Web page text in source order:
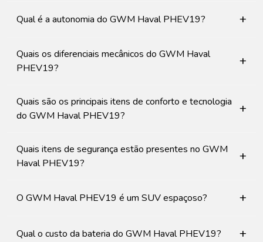
Qual é a autonomia do GWM Haval PHEV19? +
Quais os diferenciais mecânicos do GWM Haval
PHEV19?
+
Quais são os principais itens de conforto e tecnologia
do GWM Haval PHEV19?
+
Quais itens de segurança estão presentes no GWM
Haval PHEV19?
+
O GWM Haval PHEV19 é um SUV espaçoso? +
Qual o custo da bateria do GWM Haval PHEV19? +